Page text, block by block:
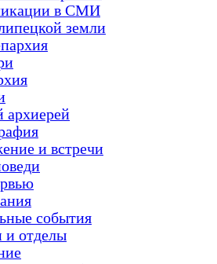
в СМИ
земли
архиерей
и встречи
события
и отделы